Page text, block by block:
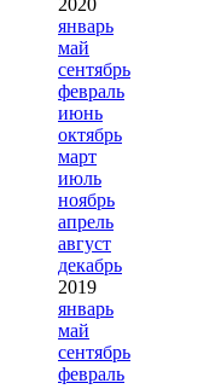
2020
январь
май
сентябрь
февраль
июнь
октябрь
март
июль
ноябрь
апрель
август
декабрь
2019
январь
май
сентябрь
февраль